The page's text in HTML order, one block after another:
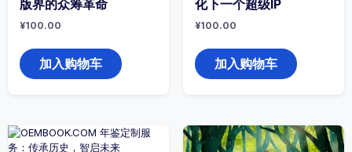
版界的众筹革命
¥100.00
加入购物车
化下一个超级IP
¥100.00
加入购物车